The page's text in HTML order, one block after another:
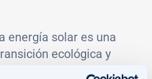
la energía solar es una
ecológica y
sector eléctrico. Permite